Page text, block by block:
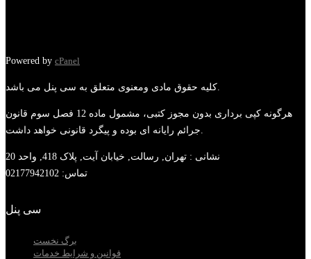
Powered by cPanel
هرگونه کپی برداری بدون مجوز کتبی، مشمول ماده 12 فصل سوم قانون
نشانی : تهران, رسالت, خیابان آیت, پلاک 418, واحد 20
تماس:
سی پنل
برگ نخست
قوانین و شرایط خدمات